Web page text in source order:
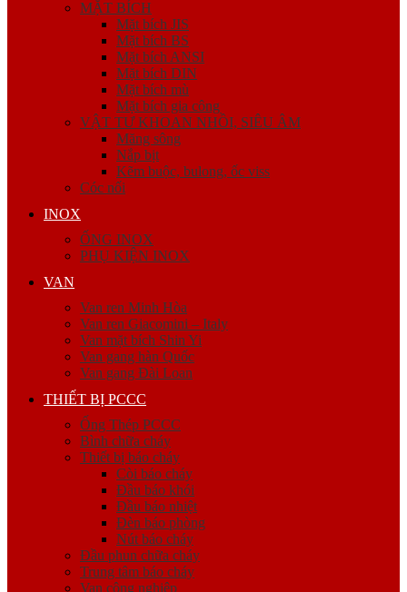
MẶT BÍCH
Mặt bích JIS
Mặt bích BS
Mặt bích ANSI
Mặt bích DIN
Mặt bích mù
Mặt bích gia công
VẬT TƯ KHOAN NHỒI, SIÊU ÂM
Măng sông
Nắp bịt
Kẽm buộc, bulong, ốc viss
Cóc nối
INOX
ỐNG INOX
PHỤ KIỆN INOX
VAN
Van ren Minh Hòa
Van ren Giacomini – Italy
Van mặt bích Shin Yi
Van gang hàn Quốc
Van gang Đài Loan
THIẾT BỊ PCCC
Ống Thép PCCC
Bình chữa cháy
Thiết bị báo cháy
Còi báo cháy
Đầu báo khói
Đầu báo nhiệt
Đèn báo phòng
Nút báo cháy
Đầu phun chữa cháy
Trung tâm báo cháy
Van công nghiệp